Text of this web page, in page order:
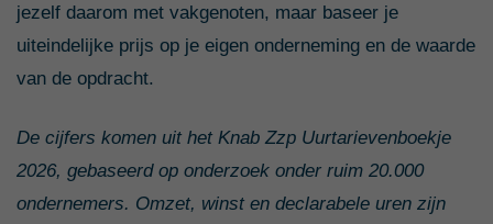
jezelf daarom met vakgenoten, maar baseer je
uiteindelijke prijs op je eigen onderneming en de waarde
van de opdracht.
De cijfers komen uit het Knab Zzp Uurtarievenboekje
2026, gebaseerd op onderzoek onder ruim 20.000
ondernemers. Omzet, winst en declarabele uren zijn